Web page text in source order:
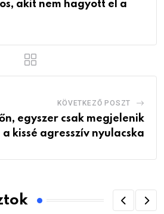
akit nem hagyott el a
KÖVETKEZŐ POSZT
egyszer csak megjelenik
a kissé agresszív nyulacska